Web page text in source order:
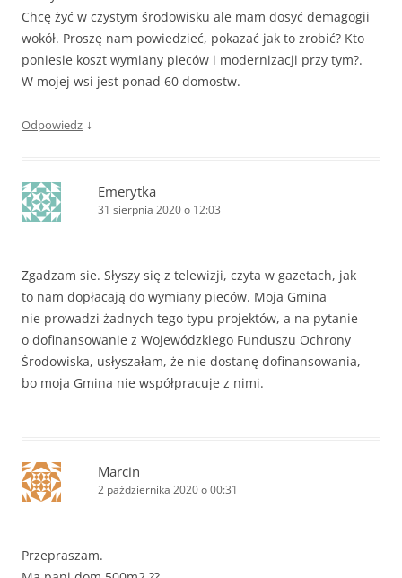
Chcę żyć w czystym środowisku ale mam dosyć demagogii
wokół. Proszę nam powiedzieć, pokazać jak to zrobić? Kto
poniesie koszt wymiany pieców i modernizacji przy tym?.
W mojej wsi jest ponad 60 domostw.
Odpowiedz ↓
Emerytka
31 sierpnia 2020 o 12:03
Zgadzam sie. Słyszy się z telewizji, czyta w gazetach, jak
to nam dopłacają do wymiany pieców. Moja Gmina
nie prowadzi żadnych tego typu projektów, a na pytanie
o dofinansowanie z Wojewódzkiego Funduszu Ochrony
Środowiska, usłyszałam, że nie dostanę dofinansowania,
bo moja Gmina nie współpracuje z nimi.
Marcin
2 października 2020 o 00:31
Przepraszam.